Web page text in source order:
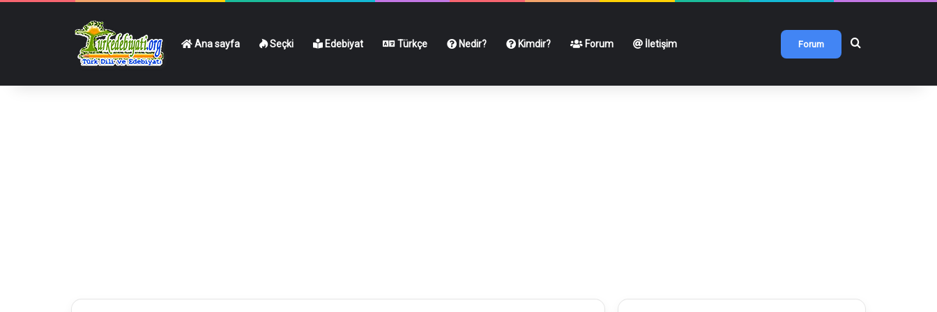
Ana sayfa Seçki Edebiyat Türkçe Nedir? Kimdir? Forum İletişim Forum Arama yap ...